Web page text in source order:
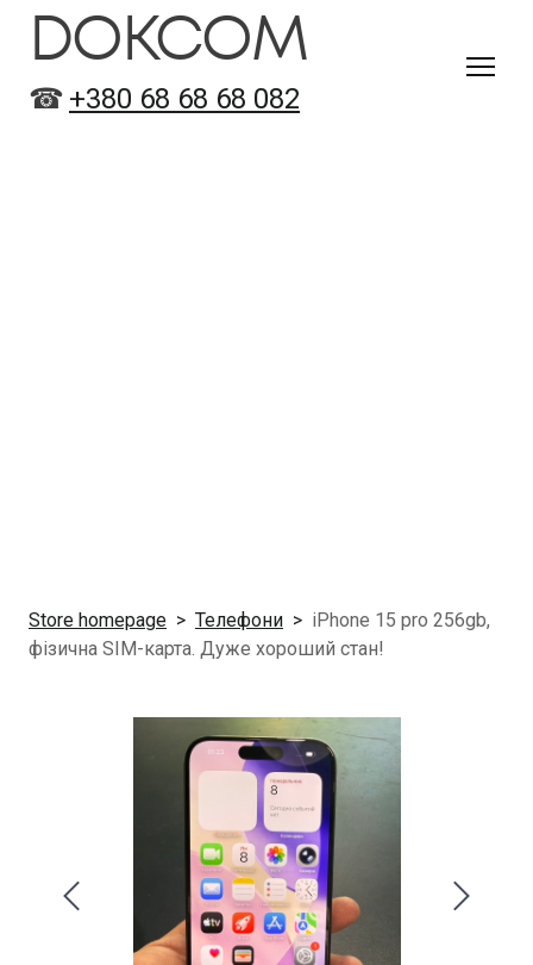
DOKCOM
☎ +380 68 68 68 082
Store homepage Телефони
iPhone 15 pro 256gb,
фізична SIM-карта. Дуже хороший стан!